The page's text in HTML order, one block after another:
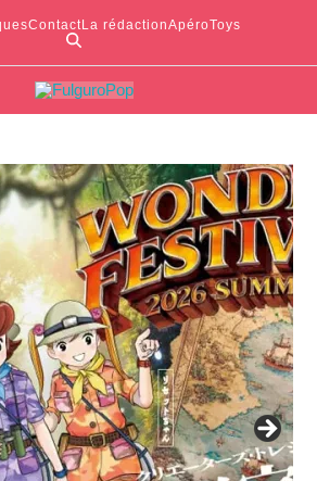
ContactLa rédactionApéroToys